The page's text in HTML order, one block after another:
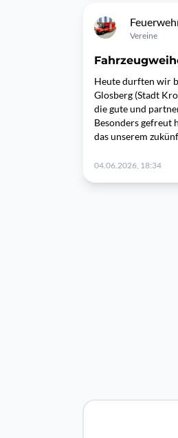
Vereine
Heute durften wir
Glosberg (Stadt
die gute und
Besonders gefreut
das unserem
04.06.2026, 18:34